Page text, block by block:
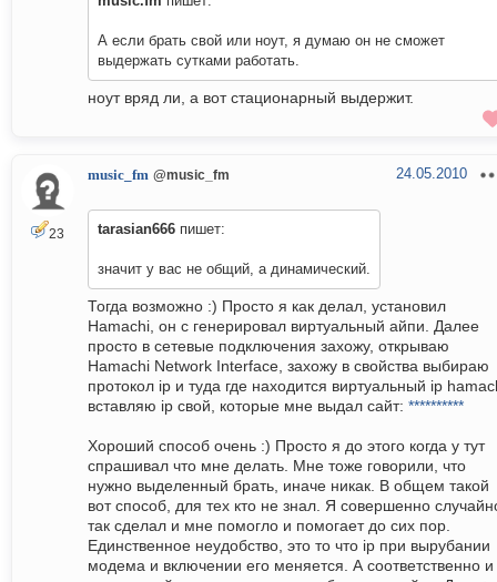
А если брать свой или ноут, я думаю он не сможет
выдержать сутками работать.
ноут вряд ли, а вот стационарный выдержит.
23
music_fm @music_fm 24.05.2010
tarasian666 пишет:
значит у вас не общий, а динамический.
Тогда возможно :) Просто я как делал, установил
Hamachi, он с генерировал виртуальный айпи. Далее
просто в сетевые подключения захожу, открываю
Hamachi Network Interface, захожу в свойства выбираю
протокол ip и туда где находится виртуальный ip
вставляю ip свой, которые мне выдал сайт: **********
Хороший способ очень :) Просто я до этого когда у тут
спрашивал что мне делать. Мне тоже говорили, что
нужно выделенный брать, иначе никак. В общем такой
вот способ, для тех кто не знал. Я совершенно
так сделал и мне помогло и помогает до сих пор.
Единственное неудобство, это то что ip при вырубании
модема и включении его меняется. А соответственно и